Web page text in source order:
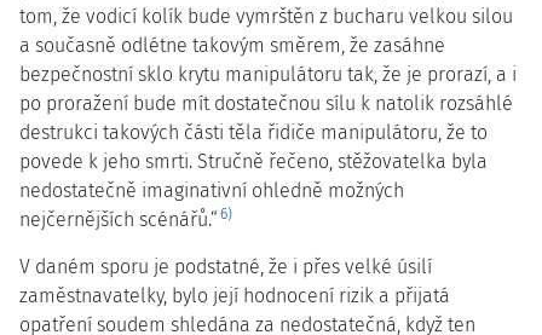
tom, že vodicí kolík bude vymrštěn z bucharu velkou silou
a současně odlétne takovým směrem, že zasáhne
bezpečnostní sklo krytu manipulátoru tak, že je prorazí, a i
po proražení bude mít dostatečnou sílu k natolik rozsáhlé
destrukci takových části těla řidiče manipulátoru, že to
povede k jeho smrti. Stručně řečeno, stěžovatelka byla
nedostatečně imaginativní ohledně možných
nejčernějších scénářů.“ 6)
V daném sporu je podstatné, že i přes velké úsilí
zaměstnavatelky, bylo její hodnocení rizik a přijatá
opatření soudem shledána za nedostatečná, když ten